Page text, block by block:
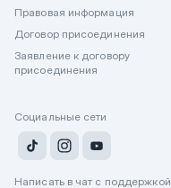
Правовая информация
Договор присоединения
Заявление к договору
присоединения
Социальные сети
Написать в чат с поддержкой